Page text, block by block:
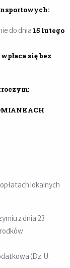
do dnia 15 lutego
się bez
lokalnych
z dnia 23
(Dz. U.